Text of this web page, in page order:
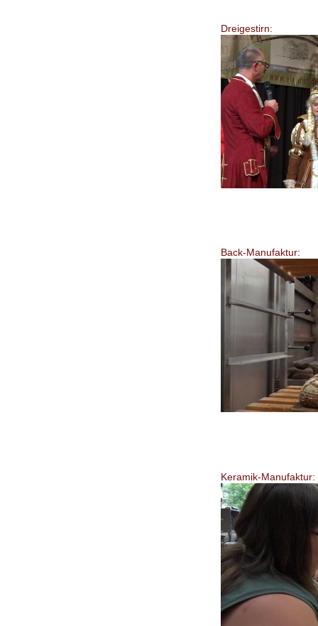
Dreigestirn:
Back-Manufaktur:
Keramik-Manufaktur: